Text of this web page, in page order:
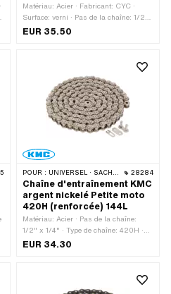
Matériau: Acier · Fabricant: CYC ·
Surface: verni · Pas de la chaîne: 1/2"
x 3/16" · Type de chaîne: 415H ·
cadenas à chaîne: Fermeture à ressort
EUR 35.50
POUR : UNIVERSEL · SACHS · KREIDLER 28284
Chaîne d'entraînement KMC
argent nickelé Petite moto
420H (renforcée) 144L
Matériau: Acier · Pas de la chaîne:
1/2" x 1/4" · Type de chaîne: 420H ·
Fabricant: KMC · Surface: nickelé ·
cadenas à chaîne: Fermeture à ressort
EUR 34.30